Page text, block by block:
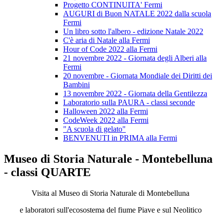
Progetto CONTINUITA' Fermi
AUGURI di Buon NATALE 2022 dalla scuola
Fermi
Un libro sotto l'albero - edizione Natale 2022
C'è aria di Natale alla Fermi
Hour of Code 2022 alla Fermi
21 novembre 2022 - Giornata degli Alberi alla
Fermi
20 novembre - Giornata Mondiale dei Diritti dei
Bambini
13 novembre 2022 - Giornata della Gentilezza
Laboratorio sulla PAURA - classi seconde
Halloween 2022 alla Fermi
CodeWeek 2022 alla Fermi
"A scuola di gelato"
BENVENUTI in PRIMA alla Fermi
Museo di Storia Naturale - Montebelluna
- classi QUARTE
Visita al Museo di Storia Naturale di Montebelluna
e laboratori sull'ecosostema del fiume Piave e sul Neolitico